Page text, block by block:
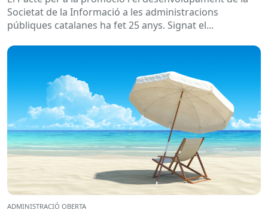
Societat de la Informació a les administracions
públiques catalanes ha fet 25 anys. Signat el...
ADMINISTRACIÓ OBERTA